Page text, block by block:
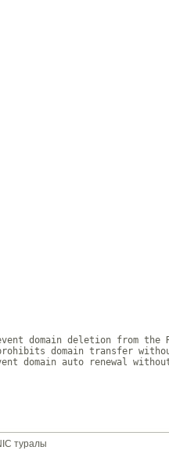
deletion from the
domain transfer
domain auto renewal
туралы